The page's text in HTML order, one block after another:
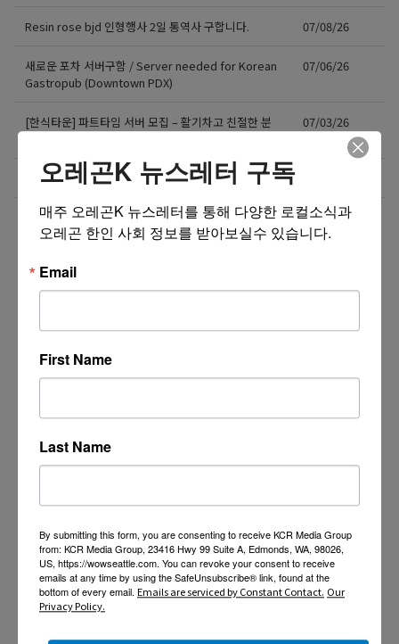
Resin rose bjd 인형행사 2일 통역사 구합니다. 07/08/26
새로운 포차 서버구함 / Server needed for Korean
Gastropub (Downtown PDX)
07/06/26
[한식타운] 파트타임 서버 모집 – 활기차고 친절한 분
07/03/26
Business Development Manager
더보기 >>
오레곤K 뉴스레터 구독
매주 오레곤K 뉴스레터를 통해 다양한 로컬소식과
오레곤 한인 사회 정보를 받아보실수 있습니다.
Email
First Name
Last Name
By submitting this form, you are consenting to receive KCR Media Group
from: KCR Media Group, 23416 Hwy 99 Suite A, Edmonds, WA, 98026,
US, https://wowseattle.com. You can revoke your consent to receive
emails at any time by using the SafeUnsubscribe® link, found at the
bottom of every email. Emails are serviced by Constant Contact. Our
Privacy Policy.